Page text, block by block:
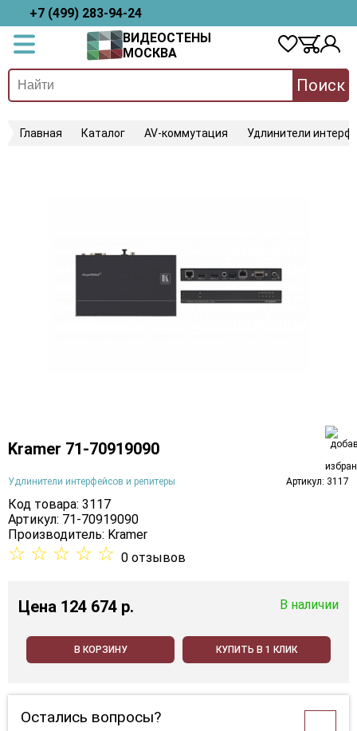
+7 (499) 283-94-24
ВИДЕОСТЕНЫ
МОСКВА
Поиск
Главная Каталог AV-коммутация Удлинители
Kramer 71-70919090
Удлинители интерфейсов и репитеры Артикул: 3117
Код товара: 3117
Артикул: 71-70919090
Производитель: Kramer
☆ ☆ ☆ ☆ ☆ 0 отзывов
Цена 124 674 p. В наличии
В КОРЗИНУ КУПИТЬ В 1 КЛИК
Остались вопросы?